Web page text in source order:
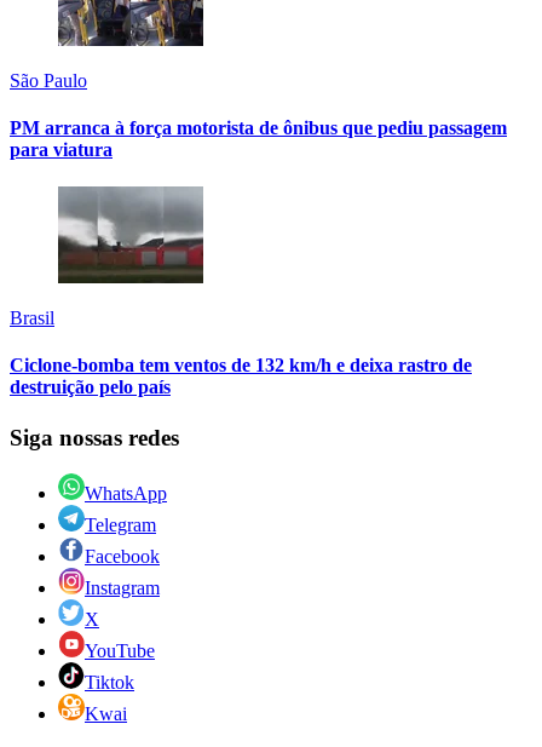
São Paulo
PM arranca à força motorista de ônibus que pediu passagem
para viatura
Brasil
Ciclone-bomba tem ventos de 132 km/h e deixa rastro de
destruição pelo país
Siga nossas redes
WhatsApp
Telegram
Facebook
Instagram
X
YouTube
Tiktok
Kwai